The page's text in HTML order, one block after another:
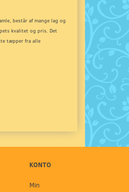
består af mange lag og
kvalitet og pris. Det
tæpper fra alle
KONTO
Min